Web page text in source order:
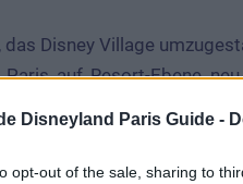
Disneyland Paris Guide -
opt-out of the sale, sharing to
Paris auf Resort-Ebene
im Walt Disney
Konzepte in den Bezirk
werden, egal ob sie aus